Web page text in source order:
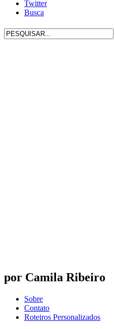
Twitter
Busca
por Camila Ribeiro
Sobre
Contato
Roteiros Personalizados